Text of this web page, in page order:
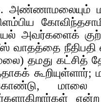
அண்ணாமலையும்
அவர்களைக்
வாதத்தை நீதிபதி
தமது கட்சித்
மாலை
என்ற